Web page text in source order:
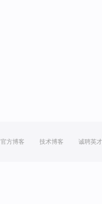
官方博客 技术博客 诚聘英才